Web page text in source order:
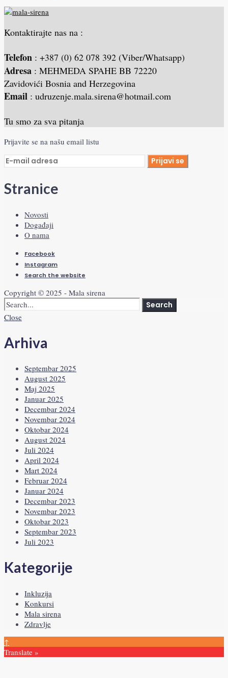
Kontaktirajte nas na :
Telefon : +387 (0) 62 078 392 (Viber/Whatsapp)
Adresa : MEHMEDA SPAHE BB 72220
Zavidovići Bosnia and Herzegovina
Email : udruzenje.mala.sirena@hotmail.com
Tu smo za sva pitanja
Prijavite se na našu email listu
Stranice
Novosti
Događaji
O nama
Facebook
Instagram
Search the website
Copyright © 2025 - Mala sirena
Search
Close
Arhiva
Septembar 2025
August 2025
Maj 2025
Januar 2025
Decembar 2024
Novembar 2024
Oktobar 2024
August 2024
Juli 2024
April 2024
Mart 2024
Februar 2024
Januar 2024
Decembar 2023
Novembar 2023
Oktobar 2023
Septembar 2023
Juli 2023
Kategorije
Inkluzija
Konkursi
Mala sirena
Zdravlje
↑
Translate »